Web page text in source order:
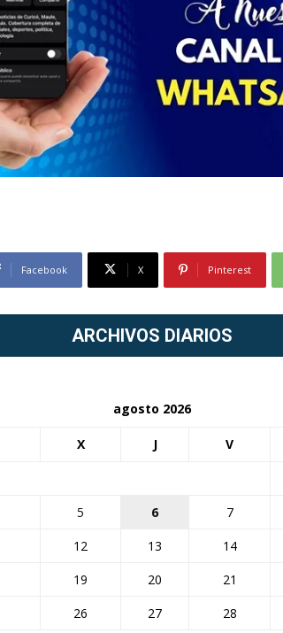
Facebook X Pinterest
ARCHIVOS DIARIOS
agosto 2026
X J V
5 6 7
12 13 14
19 20 21
26 27 28